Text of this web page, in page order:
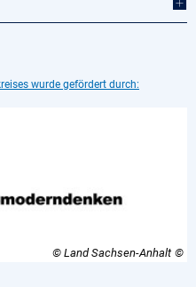
wurde gefördert durch:
© Land Sachsen-Anhalt